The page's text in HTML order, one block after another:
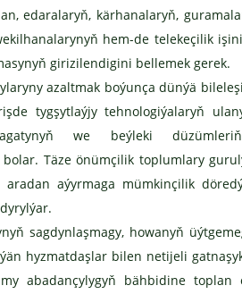
edaralaryň, kärhanalaryň,
hem-de telekeçilik
girizilendigini bellemek gerek.
azaltmak boýunça dünýä
tygşytlaýjy tehnologiýalaryň
we beýleki
Täze önümçilik toplumlary
aýyrmaga mümkinçilik
sagdynlaşmagy, howanyň
hyzmatdaşlar bilen netijeli
abadançylygyň bähbidine